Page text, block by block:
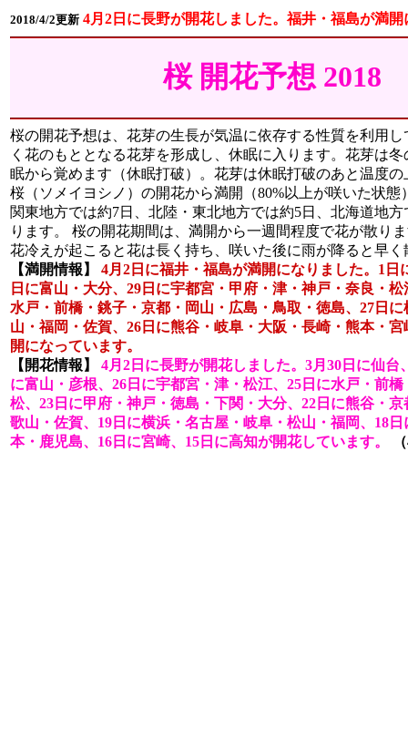
2018/4/2更新 4月2日に長野が開花しました。福井・福島が満
桜 開花予想
桜の開花予想は、花芽の生長が気温に依存する性質を利用
く花のもととなる花芽を形成し、休眠に入ります。花芽は
眠から覚めます（休眠打破）。花芽は休眠打破のあと温度
桜（ソメイヨシノ）の開花から満開（80%以上が咲いた状
関東地方では約7日、北陸・東北地方では約5日、北海道地
ります。 桜の開花期間は、満開から一週間程度で花が散り
花冷えが起こると花は長く持ち、咲いた後に雨が降ると早く
【満開情報】
4月2日に福井・福島が満開になりました。1日
日に富山・大分、29日に宇都宮・甲府・津・神戸・奈良・
水戸・前橋・銚子・京都・岡山・広島・鳥取・徳島、27日
山・福岡・佐賀、26日に熊谷・岐阜・大阪・長崎・熊本・
開になっています。
【開花情報】
4月2日に長野が開花しました。3月30日に仙台
に富山・彦根、26日に宇都宮・津・松江、25日に水戸・前
松、23日に甲府・神戸・徳島・下関・大分、22日に熊谷・
歌山・佐賀、19日に横浜・名古屋・岐阜・松山・福岡、18
本・鹿児島、16日に宮崎、15日に高知が開花しています。